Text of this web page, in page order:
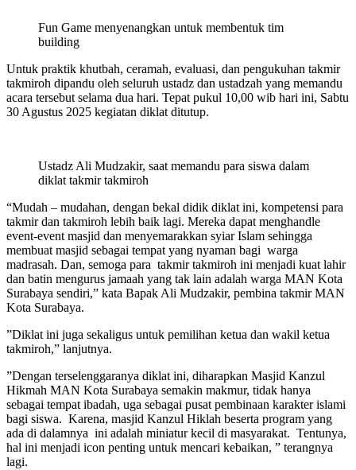
Fun Game menyenangkan untuk membentuk tim
building
Untuk praktik khutbah, ceramah, evaluasi, dan pengukuhan takmir
takmiroh dipandu oleh seluruh ustadz dan ustadzah yang memandu
acara tersebut selama dua hari. Tepat pukul 10,00 wib hari ini, Sabtu
30 Agustus 2025 kegiatan diklat ditutup.
Ustadz Ali Mudzakir, saat memandu para siswa dalam
diklat takmir takmiroh
“Mudah – mudahan, dengan bekal didik diklat ini, kompetensi para
takmir dan takmiroh lebih baik lagi. Mereka dapat menghandle
event-event masjid dan menyemarakkan syiar Islam sehingga
membuat masjid sebagai tempat yang nyaman bagi warga
madrasah. Dan, semoga para takmir takmiroh ini menjadi kuat lahir
dan batin mengurus jamaah yang tak lain adalah warga MAN Kota
Surabaya sendiri,” kata Bapak Ali Mudzakir, pembina takmir MAN
Kota Surabaya.
”Diklat ini juga sekaligus untuk pemilihan ketua dan wakil ketua
takmiroh,” lanjutnya.
”Dengan terselenggaranya diklat ini, diharapkan Masjid Kanzul
Hikmah MAN Kota Surabaya semakin makmur, tidak hanya
sebagai tempat ibadah, uga sebagai pusat pembinaan karakter islami
bagi siswa. Karena, masjid Kanzul Hiklah beserta program yang
ada di dalamnya ini adalah miniatur kecil di masyarakat. Tentunya,
hal ini menjadi icon penting untuk mencari kebaikan, ” terangnya
lagi.